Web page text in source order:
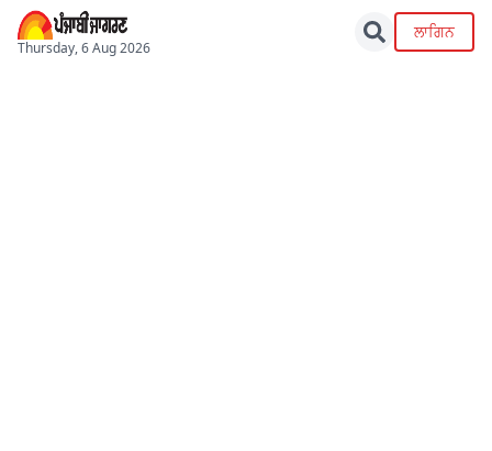
Thursday, 6 Aug 2026
ਲਾਗਿਨ